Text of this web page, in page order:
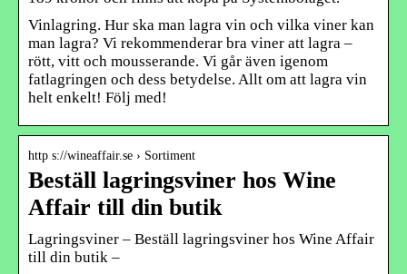
Vinlagring. Hur ska man lagra vin och vilka viner kan
man lagra? Vi rekommenderar bra viner att lagra –
rött, vitt och mousserande. Vi går även igenom
fatlagringen och dess betydelse. Allt om att lagra vin
helt enkelt! Följ med!
http s://wineaffair.se › Sortiment
Beställ lagringsviner hos Wine
Affair till din butik
Lagringsviner – Beställ lagringsviner hos Wine Affair
till din butik –